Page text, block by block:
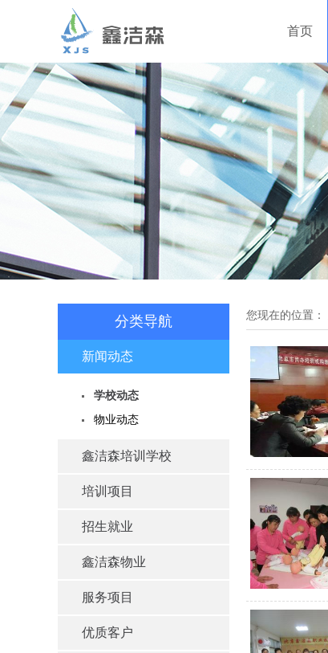
首页
分类导航
新闻动态
学校动态
物业动态
鑫洁森培训学校
培训项目
招生就业
鑫洁森物业
服务项目
优质客户
您现在的位置：